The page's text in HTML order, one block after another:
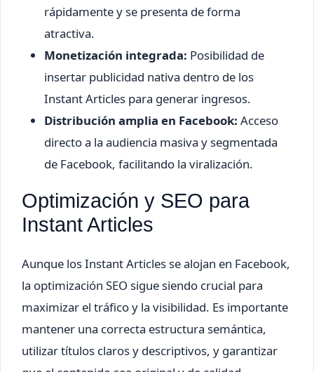
rápidamente y se presenta de forma
atractiva.
Monetización integrada: Posibilidad de
insertar publicidad nativa dentro de los
Instant Articles para generar ingresos.
Distribución amplia en Facebook: Acceso
directo a la audiencia masiva y segmentada
de Facebook, facilitando la viralización.
Optimización y SEO para
Instant Articles
Aunque los Instant Articles se alojan en Facebook,
la optimización SEO sigue siendo crucial para
maximizar el tráfico y la visibilidad. Es importante
mantener una correcta estructura semántica,
utilizar títulos claros y descriptivos, y garantizar